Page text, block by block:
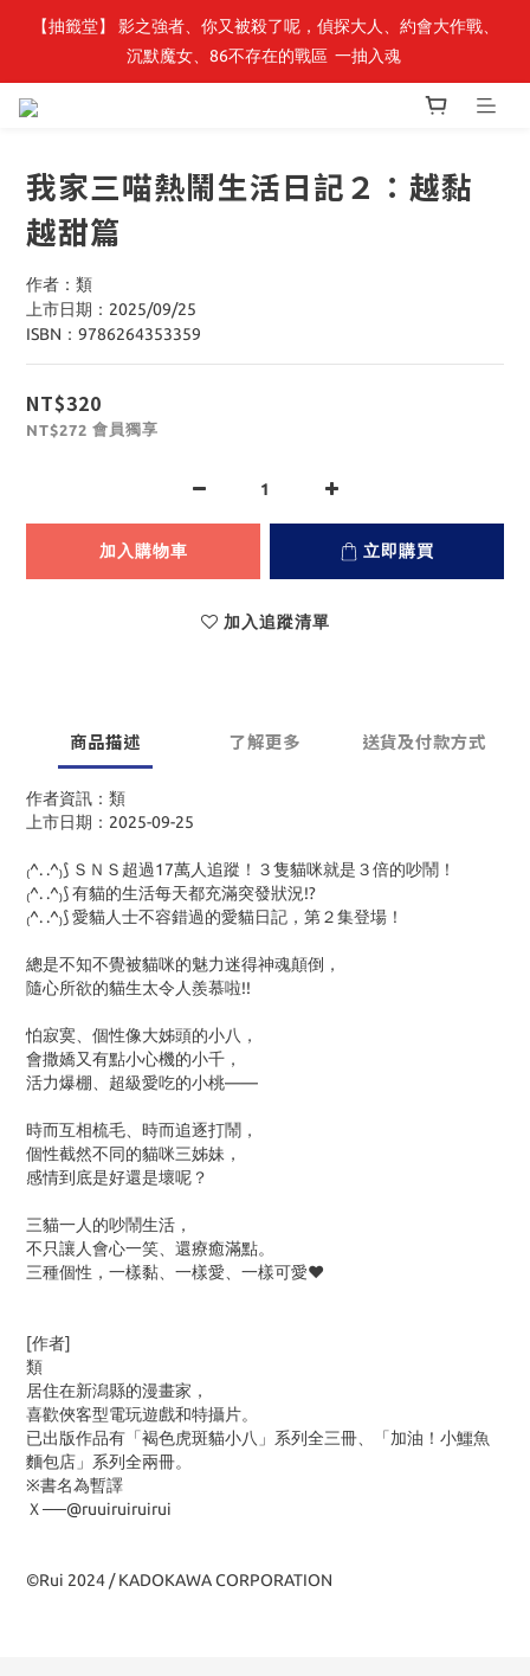
【轉生史萊姆】系列書展🌟系列小說 79 折，滿$389送「完節紀念
明信片組」
【抽籤堂】 影之強者、你又被殺了呢，偵探大人、約會大作戰、
沉默魔女、86不存在的戰區  一抽入魂
【轉生史萊姆】系列書展🌟系列小說 79 折，滿$389送「完節紀念
我家三喵熱鬧生活日記２：越黏
越甜篇
作者：類
上市日期：2025/09/25
ISBN：9786264353359
NT$320
NT$272 會員獨享
加入購物車 立即購買
加入追蹤清單
商品描述 了解更多 送貨及付款方式
作者資訊：類
上市日期：2025-09-25
₍^. .^₎⟆ ＳＮＳ超過17萬人追蹤！３隻貓咪就是３倍的吵鬧！
₍^. .^₎⟆ 有貓的生活每天都充滿突發狀況!?
₍^. .^₎⟆ 愛貓人士不容錯過的愛貓日記，第２集登場！
總是不知不覺被貓咪的魅力迷得神魂顛倒，
隨心所欲的貓生太令人羨慕啦!!
怕寂寞、個性像大姊頭的小八，
會撒嬌又有點小心機的小千，
活力爆棚、超級愛吃的小桃——
時而互相梳毛、時而追逐打鬧，
個性截然不同的貓咪三姊妹，
感情到底是好還是壞呢？
三貓一人的吵鬧生活，
不只讓人會心一笑、還療癒滿點。
三種個性，一樣黏、一樣愛、一樣可愛♥
[作者]
類
居住在新潟縣的漫畫家，
喜歡俠客型電玩遊戲和特攝片。
已出版作品有「褐色虎斑貓小八」系列全三冊、「加油！小鱷魚
麵包店」系列全兩冊。
※書名為暫譯
Ｘ──@ruuiruiruirui
©Rui 2024 / KADOKAWA CORPORATION